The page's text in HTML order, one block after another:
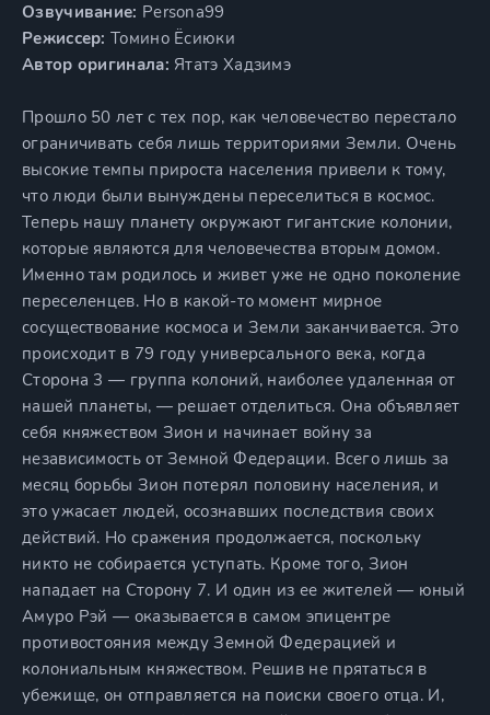
Озвучивание: Persona99
Режиссер: Томино Ёсиюки
Автор оригинала: Ятатэ Хадзимэ
Прошло 50 лет с тех пор, как человечество перестало
ограничивать себя лишь территориями Земли. Очень
высокие темпы прироста населения привели к тому,
что люди были вынуждены переселиться в космос.
Теперь нашу планету окружают гигантские колонии,
которые являются для человечества вторым домом.
Именно там родилось и живет уже не одно поколение
переселенцев. Но в какой-то момент мирное
сосуществование космоса и Земли заканчивается. Это
происходит в 79 году универсального века, когда
Сторона 3 — группа колоний, наиболее удаленная от
нашей планеты, — решает отделиться. Она объявляет
себя княжеством Зион и начинает войну за
независимость от Земной Федерации. Всего лишь за
месяц борьбы Зион потерял половину населения, и
это ужасает людей, осознавших последствия своих
действий. Но сражения продолжается, поскольку
никто не собирается уступать. Кроме того, Зион
нападает на Сторону 7. И один из ее жителей — юный
Амуро Рэй — оказывается в самом эпицентре
противостояния между Земной Федерацией и
колониальным княжеством. Решив не прятаться в
убежище, он отправляется на поиски своего отца. И,